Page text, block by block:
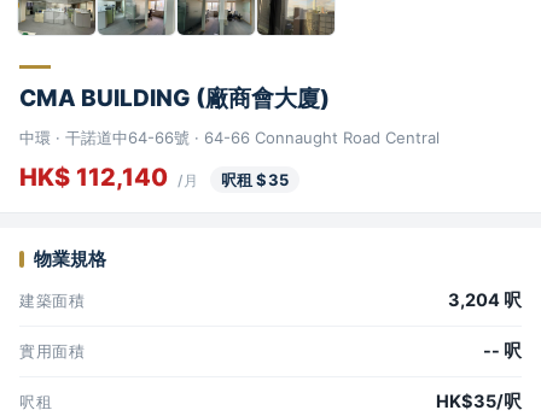
CMA BUILDING (廠商會大廈)
中環 · 干諾道中64-66號 · 64-66 Connaught Road Central
HK$ 112,140 /月 呎租 $35
物業規格
建築面積 3,204 呎
實用面積 -- 呎
呎租 HK$35/呎